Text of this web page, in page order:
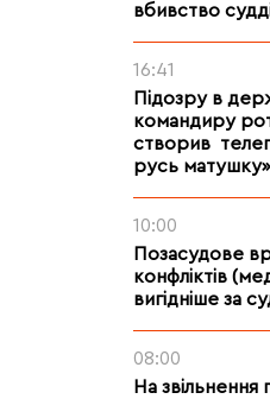
вбивство
16:41
Підозру в
командиру
створив
русь матушку»
10:00
Позасудове
конфліктів
вигідніше за
08:00
На